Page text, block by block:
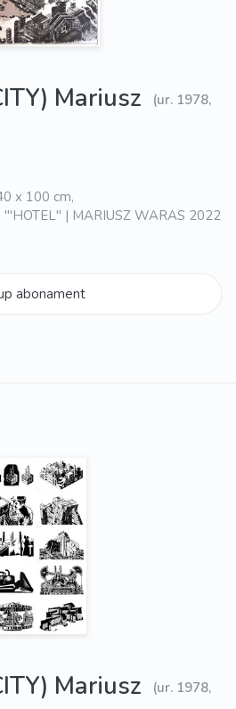
Mariusz
(ur. 1978,
x 100 cm,
| MARIUSZ WARAS 2022
abonament
Mariusz
(ur. 1978,